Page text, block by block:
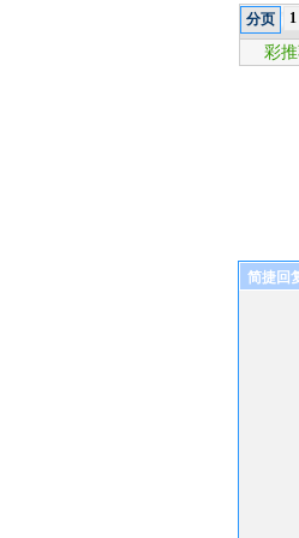
分页 1
彩
简捷回